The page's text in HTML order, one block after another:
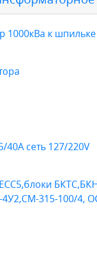
к
40А сеть 127/220V
315-100/4,